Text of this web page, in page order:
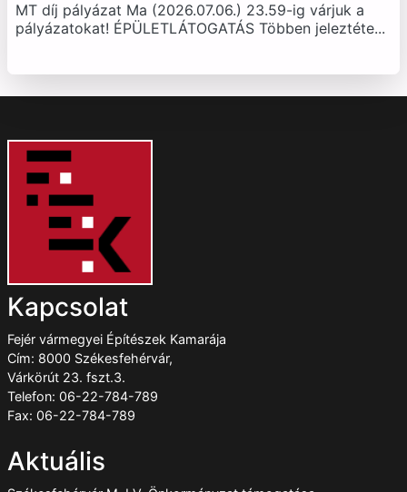
MT díj pályázat Ma (2026.07.06.) 23.59-ig várjuk a
pályázatokat! ÉPÜLETLÁTOGATÁS Többen jeleztéte...
Kapcsolat
Fejér vármegyei Építészek Kamarája
Cím: 8000 Székesfehérvár,
Várkörút 23. fszt.3.
Telefon: 06-22-784-789
Fax: 06-22-784-789
Aktuális